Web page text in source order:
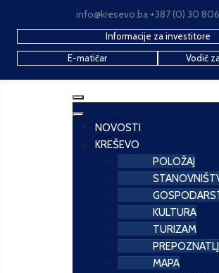
info@kresevo.ba +387 (0) 30
Informacije za investitore
E-matičar
Vodič
NOVOSTI
KREŠEVO
POLOŽAJ
KULTURA
TURIZAM
MAPA